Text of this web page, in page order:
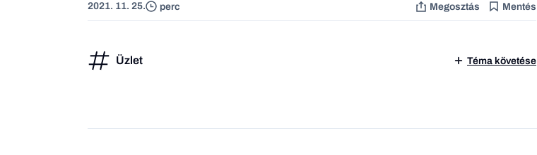
2021. 11. 25. perc Megosztás Mentés
Üzlet Téma követése